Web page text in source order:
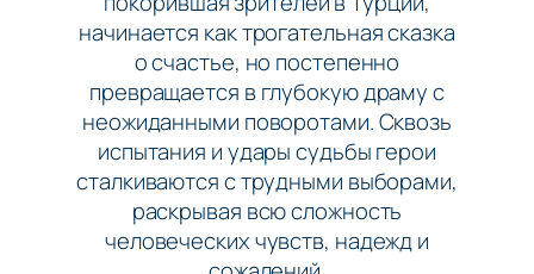
начинается как трогательная сказка
о счастье, но постепенно
превращается в глубокую драму с
неожиданными поворотами. Сквозь
испытания и удары судьбы герои
сталкиваются с трудными выборами,
раскрывая всю сложность
человеческих чувств, надежд и